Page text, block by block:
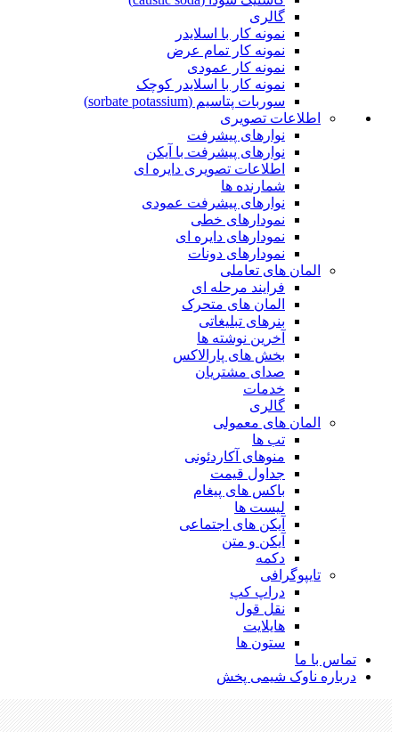
گالری
نمونه کار با اسلایدر
نمونه کار تمام عرض
نمونه کار عمودی
نمونه کار با اسلایدر کوچک
سوربات پتاسیم (sorbate potassium)
اطلاعات تصویری
نوارهای پیشرفت
نوارهای پیشرفت با آیکن
اطلاعات تصویری دایره ای
شمارنده ها
نوارهای پیشرفت عمودی
نمودارهای خطی
نمودارهای دایره ای
نمودارهای دونات
المان های تعاملی
فرایند مرحله ای
المان های متحرک
بنرهای تبلیغاتی
آخرین نوشته ها
بخش های پارالاکس
صدای مشتریان
خدمات
گالری
المان های معمولی
تب ها
منوهای آکاردئونی
جداول قیمت
باکس های پیغام
لیست ها
آیکن های اجتماعی
آیکن و متن
دکمه
تایپوگرافی
دراپ کپ
نقل قول
هایلایت
ستون ها
تماس با ما
درباره ناوک شیمی پخش